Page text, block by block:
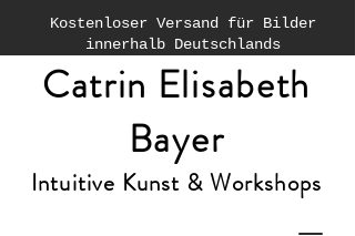
Kostenloser Versand für Bilder
innerhalb Deutschlands
Catrin Elisabeth
Bayer
Intuitive Kunst & Workshops